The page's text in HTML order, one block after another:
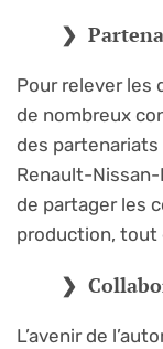
Pour relever les
de nombreux
des partenariats
Renault-
de partager les
production, tout
L’avenir de